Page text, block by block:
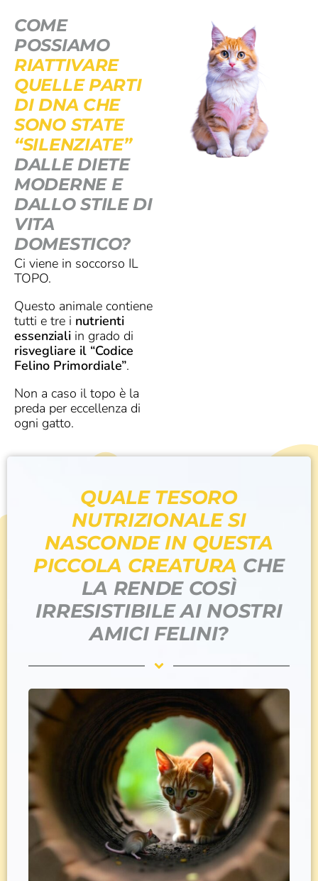
COME
POSSIAMO
RIATTIVARE
QUELLE PARTI
DI DNA CHE
SONO STATE
“SILENZIATE”
DALLE DIETE
MODERNE E
DALLO STILE DI
VITA
DOMESTICO?
Ci viene in soccorso IL
TOPO.
Questo animale contiene
tutti e tre i nutrienti
essenziali in grado di
risvegliare il “Codice
Felino Primordiale”.
Non a caso il topo è la
preda per eccellenza di
ogni gatto.
QUALE TESORO
NUTRIZIONALE SI
NASCONDE IN QUESTA
PICCOLA CREATURA CHE
LA RENDE COSÌ
IRRESISTIBILE AI NOSTRI
AMICI FELINI?